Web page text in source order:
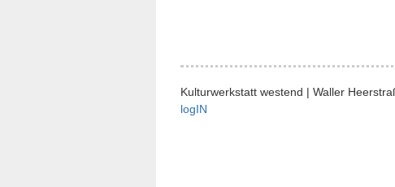
Kulturwerkstatt westend | Waller
logIN